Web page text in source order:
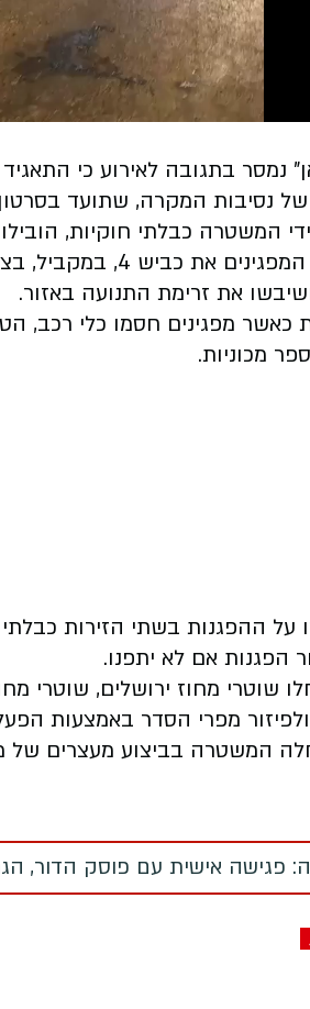
Video
נמסר בתגובה לאירוע כי
נסיבות המקרה, שתועד בסרטון
המשטרה כבלתי חוקיות,
במקביל. באזור המרכז
את זרימת התנועה באזור.
כאשר מפגינים חסמו כלי רכב,
מכוניות.
ההפגנות בשתי הזירות כבלתי
הפגנות אם לא יתפנו.
שוטרי מחוז ירושלים, שוטרי
ולפיזור מפרי הסדר באמצעות
המשטרה בביצוע מעצרים של
פגישה אישית עם פוסק הדור,